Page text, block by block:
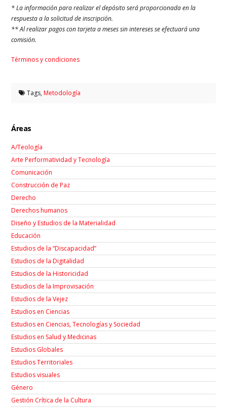
* La información para realizar el depósito será proporcionada en la
respuesta a la solicitud de inscripción.
** Al realizar pagos con tarjeta a meses sin intereses se efectuará una
comisión.
Términos y condiciones
Tags,Metodología
Áreas
A/Teología
Arte Performatividad y Tecnología
Comunicación
Construcción de Paz
Derecho
Derechos humanos
Diseño y Estudios de la Materialidad
Educación
Estudios de la “Discapacidad”
Estudios de la Digitalidad
Estudios de la Historicidad
Estudios de la Improvisación
Estudios de la Vejez
Estudios en Ciencias
Estudios en Ciencias, Tecnologías y Sociedad
Estudios en Salud y Medicinas
Estudios Globales
Estudios Territoriales
Estudios visuales
Género
Gestión Crítica de la Cultura